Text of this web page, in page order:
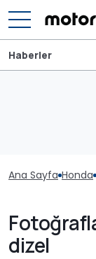
Haberler
Ana Sayfa Honda
dizel